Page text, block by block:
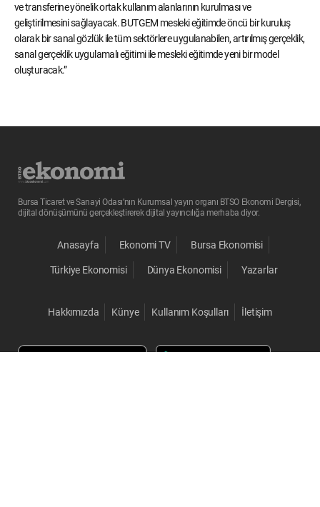
ve transferine yönelik ortak kullanım alanlarının kurulması ve
geliştirilmesini sağlayacak. BUTGEM mesleki eğitimde öncü bir kuruluş
olarak bir sanal gözlük ile tüm sektörlere uygulanabilen, artırılmış gerçeklik,
sanal gerçeklik uygulamalı eğitimi ile mesleki eğitimde yeni bir model
oluşturacak.”
Bursa Ticaret ve Sanayi Odası’nın Kurumsal yayın organı BTSO Ekonomi Dergisi,
dijital dönüşümünü gerçekleştirerek dijital yayıncılığa merhaba diyor.
Anasayfa Ekonomi TV Bursa Ekonomisi
Türkiye Ekonomisi Dünya Ekonomisi Yazarlar
Hakkımızda Künye Kullanım Koşulları İletişim